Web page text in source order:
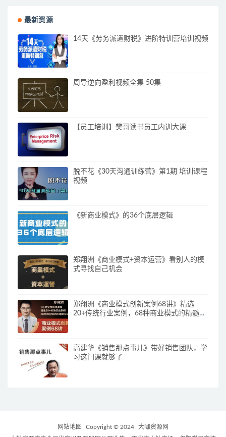
最新资源
14天《劳务派遣财税》进阶特训营培训视频
周导逆向盈利视频全集 50集
【员工培训】樊哥读书员工内训大课
脱不花《30天沟通训练营》第1期 培训课程
视频
《新商业模式》的36个底层逻辑
郑翔洲《商业模式+资本运营》看别人的模
式寻找自己机会
郑翔洲《商业模式创新案例68讲》精选
20+传统行业案例，68种商业模式的精髓与
高建华《销售那点事儿》带好销售团队，学
习这门课就够了
网站地图 Copyright © 2024
大咖资源网